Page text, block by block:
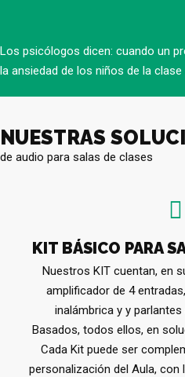
Los psicólogos dicen: cuando un
la ansiedad de los niños de la clase
NUESTRAS
de audio para salas de clases
KIT BÁSICO PARA
Nuestros KIT cuentan, en
amplificador de 4
inalámbrica y y
Basados, todos ellos, en
Cada Kit puede ser
personalización del Aula,